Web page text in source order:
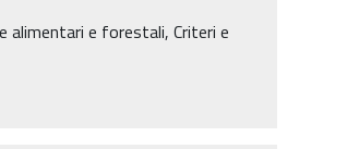
alimentari e forestali, Criteri e